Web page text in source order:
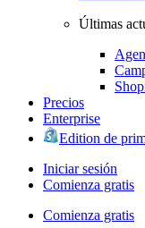
Últimas
Precios
Enterprise
Edition de
Iniciar sesión
Comienza gratis
Comienza gratis